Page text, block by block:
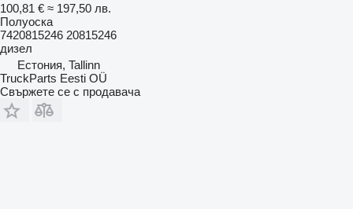
100,81 € ≈ 197,50 лв.
Полуоска
7420815246 20815246
дизел
Естония, Tallinn
TruckParts Eesti OÜ
Свържете се с продавача